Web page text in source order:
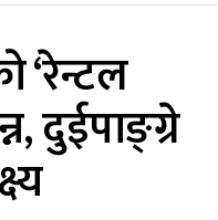
‘रेन्टल
दुईपाङ्ग्रे